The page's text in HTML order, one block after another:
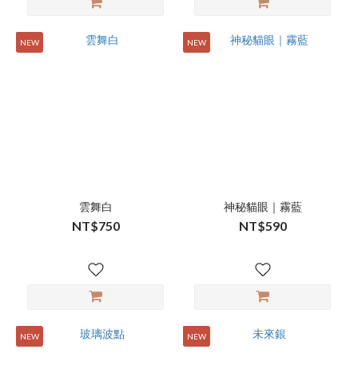
NEW
雲舞白
NT$750
NEW
神秘貓眼｜霧藍
NT$590
NEW NEW